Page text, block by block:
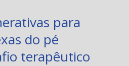
para
do pé
terapêutico